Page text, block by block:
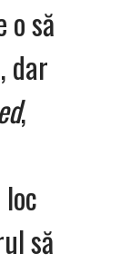
o să
dar
,
să